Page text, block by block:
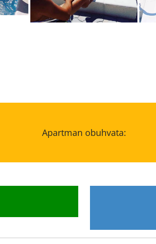
Apartman obuhvata: